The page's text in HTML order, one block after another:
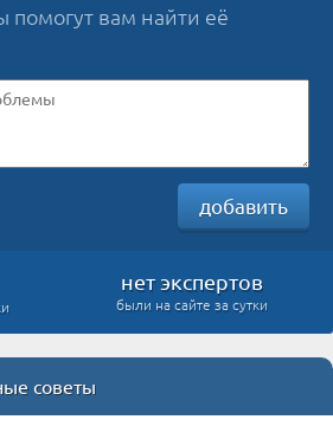
помогут вам найти её
добавить
нет экспертов
были на сайте за сутки
советы